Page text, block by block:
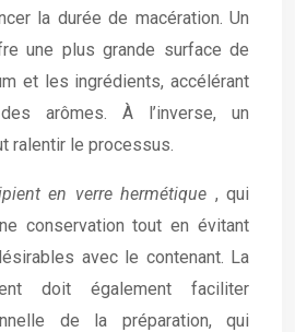
la durée de macération. Un
une plus grande surface de
et les ingrédients, accélérant
arômes. À l’inverse, un
ralentir le processus.
en verre hermétique , qui
conservation tout en évitant
avec le contenant. La
doit également faciliter
de la préparation, qui